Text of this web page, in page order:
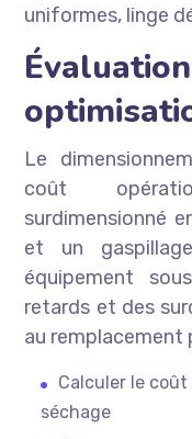
uniformes, linge
Le
coût
surdimensionné
et un
équipement
retards et des
au remplacement
Calculer le
séchage